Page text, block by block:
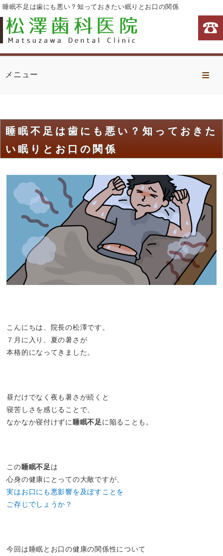
睡眠不足は歯にも悪い？知っておきたい眠りとお口の関係
メニュー
診療・治療内容
医院案内
睡眠不足は歯にも悪い？知っておきた
い眠りとお口の関係
こんにちは、院長の松澤です。
７月に入り、夏の暑さが
本格的になってきました。
昼だけでなく夜も暑さが続くと
寝苦しさを感じることで、
なかなか寝付けずに 睡眠不足に陥ることも。
この睡眠不足は
心身の健康にとっての大敵ですが、
実はお口にも悪影響を及ぼすことを
ご存じでしょうか？
今回は睡眠とお口の健康の関係性について